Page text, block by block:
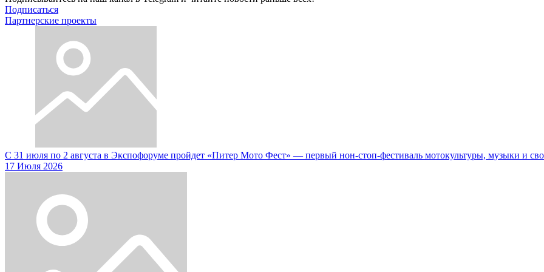
Подписаться
Партнерские проекты
С 31 июля по 2 августа в Экспофоруме пройдет «Питер Мото Фест» — первый нон-стоп-фестиваль мотокультуры, музыки и
17 Июля 2026